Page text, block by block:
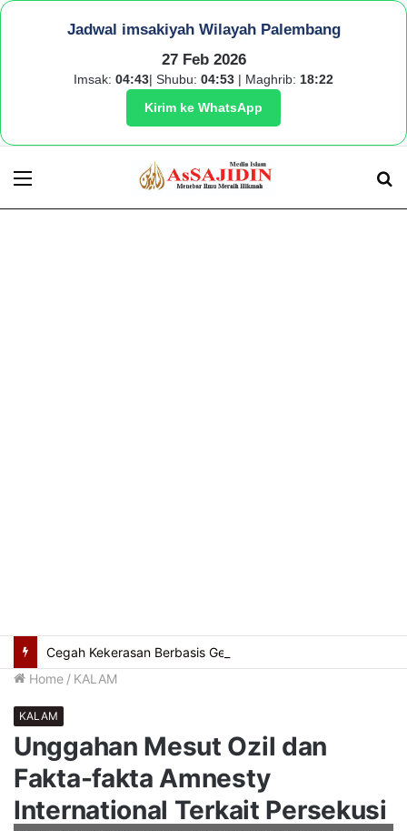
Jadwal imsakiyah Wilayah Palembang
27 Feb 2026
Imsak: 04:43| Shubu: 04:53 | Maghrib: 18:22
Kirim ke WhatsApp
Menu
Home / KALAM
KALAM
Unggahan Mesut Ozil dan
Fakta-fakta Amnesty
International Terkait Persekusi